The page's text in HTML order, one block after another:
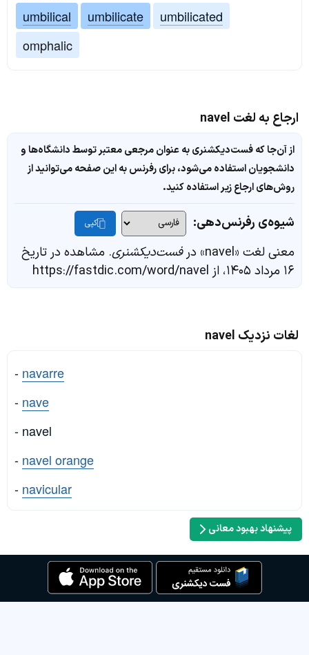
umbilical
umbilicate
umbilicated
omphalic
ارجاع به لغت navel
از آن‌جا که فست‌دیکشنری به عنوان مرجعی معتبر توسط دانشگاه‌ها و
دانشجویان استفاده می‌شود، برای رفرنس به این صفحه می‌توانید از
روش‌های ارجاع زیر استفاده کنید.
شیوه‌ی رفرنس‌دهی: کپی
معنی لغت «navel» در فست‌دیکشنری. مشاهده در تاریخ
۱۶ مرداد ۱۴۰۵، از https://fastdic.com/word/navel
لغات نزدیک navel
- navarre
- nave
- navel
- navel orange
- navicular
پیشنهاد بهبود معانی